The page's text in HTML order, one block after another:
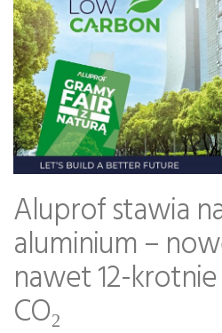
Aluprof stawia
aluminium –
nawet 12-krotnie
CO₂